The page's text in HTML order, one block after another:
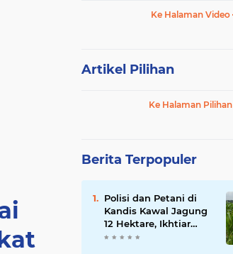
Ke Halaman Video
Artikel Pilihan
Ke Halaman Pilihan
Berita Terpopuler
Polisi dan Petani di
Kandis Kawal Jagung
12 Hektare, Ikhtiar
Menjaga Ketahanan